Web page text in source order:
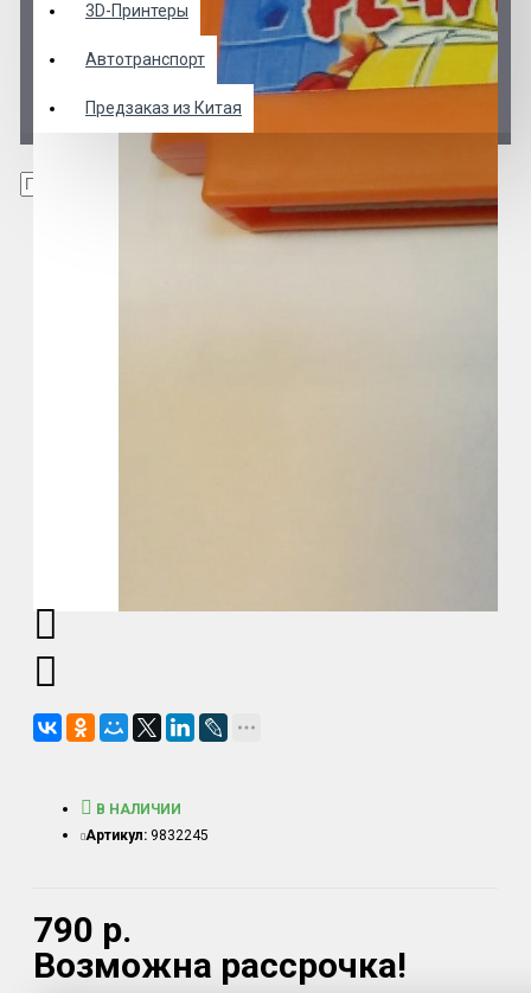
3D-Принтеры
Автотранспорт
Предзаказ из Китая
790 р.
Возможна рассрочка!
В НАЛИЧИИ
Артикул: 9832245